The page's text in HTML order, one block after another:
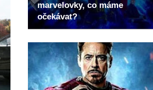
marvelovky, co máme
očekávat?